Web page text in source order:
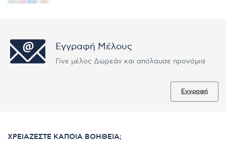
Εγγραφή Μέλους
Γίνε μέλος Δωρεάν και απόλαυσε προνόμια
Εγγραφή
ΧΡΕΙΆΖΕΣΤΕ ΚΆΠΟΙΑ ΒΟΉΘΕΙΑ;